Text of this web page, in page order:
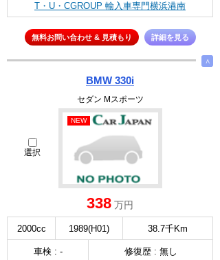
T・U・CGROUP 輸入車専門横浜港南
無料お問い合わせ & 見積もり 詳細を見る
∧
BMW 330i
セダン Mスポーツ
選択
NEW
338 万円
2000cc 1989(H01) 38.7千Km
車検 : - 修復歴 : 無し